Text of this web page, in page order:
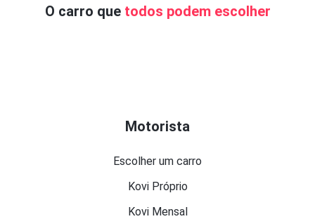
O carro que todos podem escolher
Motorista
Escolher um carro
Kovi Próprio
Kovi Mensal